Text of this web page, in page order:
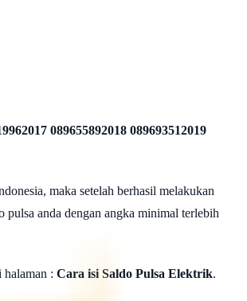
089655892018 089693512019
maka setelah berhasil melakukan
pulsa anda dengan angka minimal terlebih
halaman : Cara isi Saldo Pulsa Elektrik.